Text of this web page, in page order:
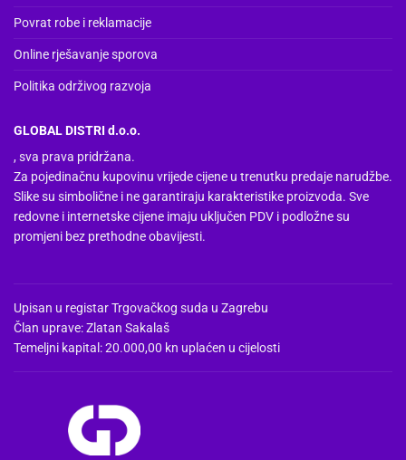
Povrat robe i reklamacije
Online rješavanje sporova
Politika održivog razvoja
GLOBAL DISTRI d.o.o.
, sva prava pridržana.
Za pojedinačnu kupovinu vrijede cijene u trenutku predaje narudžbe.
Slike su simbolične i ne garantiraju karakteristike proizvoda. Sve
redovne i internetske cijene imaju uključen PDV i podložne su
promjeni bez prethodne obavijesti.
Upisan u registar Trgovačkog suda u Zagrebu
Član uprave: Zlatan Sakalaš
Temeljni kapital: 20.000,00 kn uplaćen u cijelosti